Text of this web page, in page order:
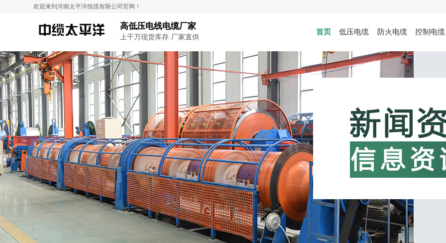
欢迎来到河南太平洋线缆有限公司官网！
高低压电线电缆厂家
上千万现货库存·厂家直供
首页 低压电缆 防火电缆 控制电缆